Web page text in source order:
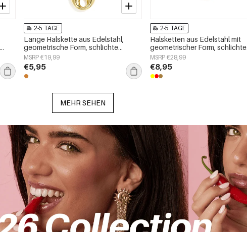
2-5 TAGE
Lange Halskette aus Edelstahl,
geometrische Form, schlichte
Alltags-Serie, Damenschmuck
MSRP €19,99
€5,95
2-5 TAGE
Halsketten aus Edelstahl mit
geometrischer Form, schlichte
Alltags-Serie, Damenschmuck
MSRP €28,99
€8,95
MEHR SEHEN